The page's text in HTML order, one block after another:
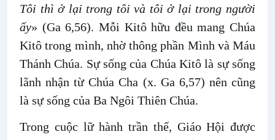
Tôi thì ở lại trong tôi và tôi ở lại trong người
ấy» (Ga 6,56). Mỗi Kitô hữu đều mang Chúa
Kitô trong mình, nhờ thông phần Mình và Máu
Thánh Chúa. Sự sống của Chúa Kitô là sự sống
lãnh nhận từ Chúa Cha (x. Ga 6,57) nên cũng
là sự sống của Ba Ngôi Thiên Chúa.
Trong cuộc lữ hành trần thế, Giáo Hội được